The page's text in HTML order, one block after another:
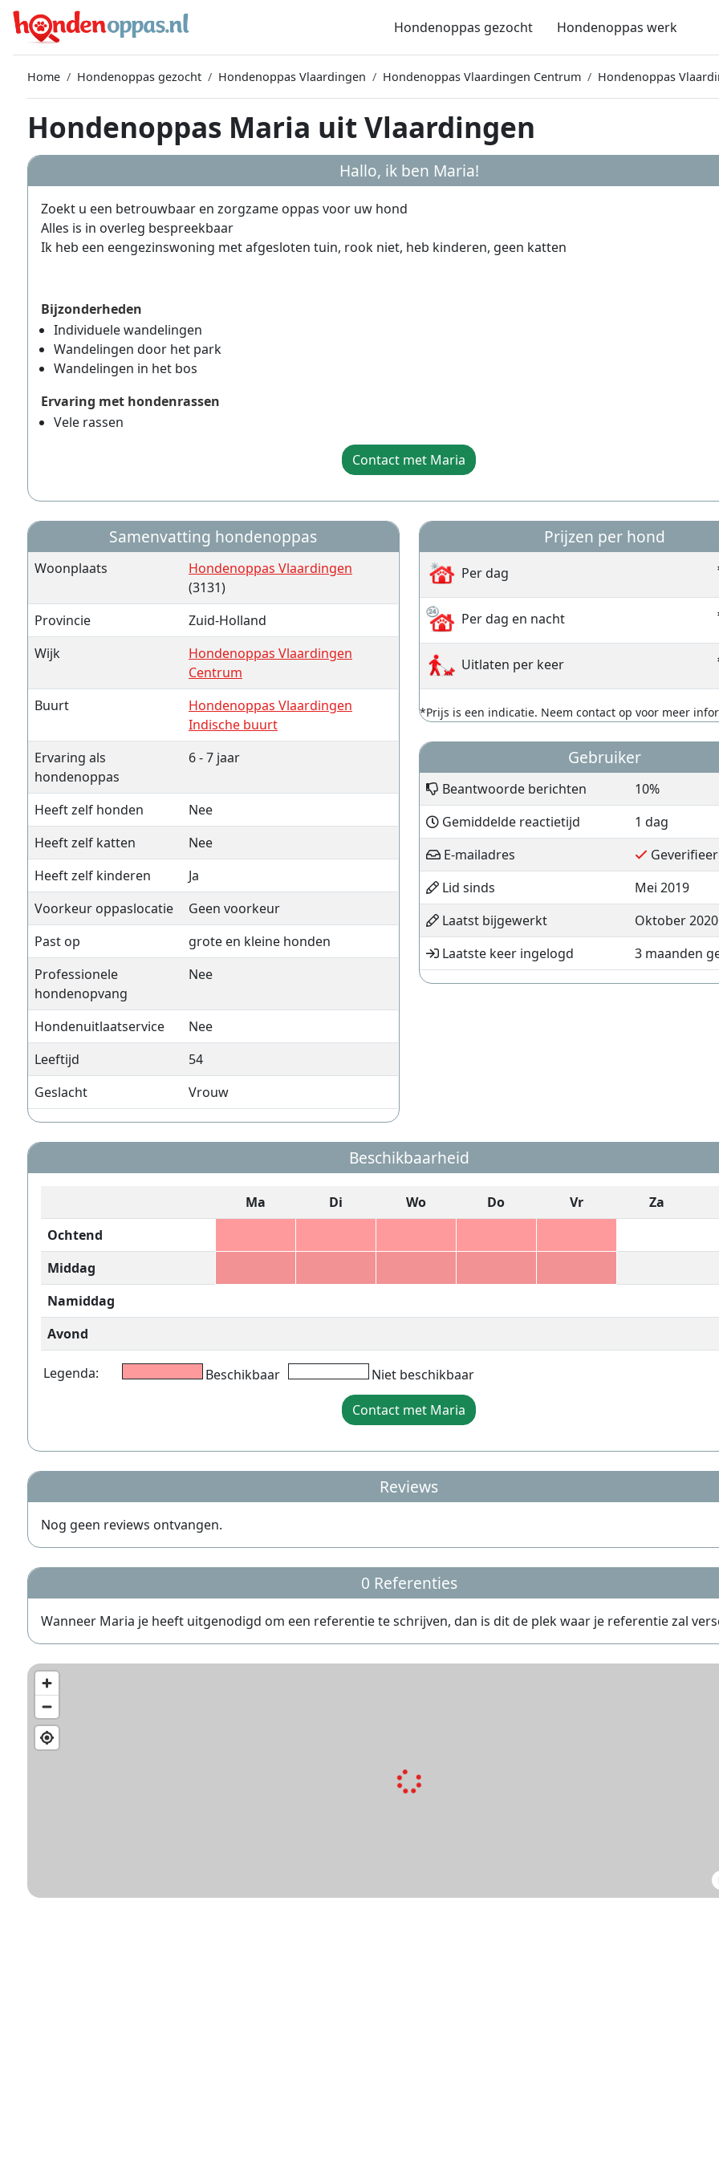
Hondenoppas gezocht Hondenoppas werk
Home Hondenoppas gezocht Hondenoppas Vlaardingen Hondenoppas Vlaardingen Centrum Hondenoppas
Hondenoppas Maria uit Vlaardingen
Hallo, ik ben Maria!
Zoekt u een betrouwbaar en zorgzame oppas voor uw hond
Alles is in overleg bespreekbaar
Ik heb een eengezinswoning met afgesloten tuin, rook niet, heb kinderen, geen katten
Bijzonderheden
Individuele wandelingen
Wandelingen door het park
Wandelingen in het bos
Ervaring met hondenrassen
Vele rassen
Contact met Maria
Samenvatting hondenoppas
Woonplaats
Hondenoppas Vlaardingen
(3131)
Provincie
Zuid-Holland
Wijk
Hondenoppas Vlaardingen
Centrum
Buurt
Hondenoppas Vlaardingen
Indische buurt
Ervaring als
hondenoppas
6 - 7 jaar
Heeft zelf honden
Nee
Heeft zelf katten
Nee
Heeft zelf kinderen
Ja
Voorkeur oppaslocatie
Geen voorkeur
Past op
grote en kleine honden
Professionele
hondenopvang
Nee
Hondenuitlaatservice
Nee
Leeftijd
54
Geslacht
Vrouw
Prijzen per hond
Per dag
Per dag en nacht
Uitlaten per keer
*Prijs is een indicatie. Neem contact op voor meer
Gebruiker
Beantwoorde berichten
10%
Gemiddelde reactietijd
1 dag
E-mailadres
Lid sinds
Mei 2019
Laatst bijgewerkt
Oktober 2020
Laatste keer ingelogd
3 maanden
Beschikbaarheid
Ma Di Wo Do Vr
Za
Ochtend
Middag
Namiddag
Avond
Legenda: Beschikbaar
Niet beschikbaar
Contact met Maria
Reviews
Nog geen reviews ontvangen.
0 Referenties
Wanneer Maria je heeft uitgenodigd om een referentie te schrijven, dan is dit de plek waar je referentie zal